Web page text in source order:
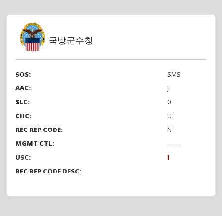
국방군수청
SOS:
SMS
AAC:
J
SLC:
0
CIIC:
U
REC REP CODE:
N
MGMT CTL:
-------
USC:
I
REC REP CODE DESC: